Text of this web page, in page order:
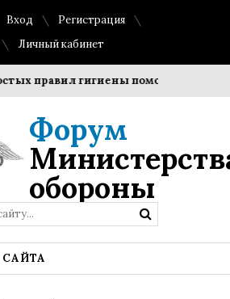
Вход
Регистрация
Личный кабинет
правил гигиены помогает
Форум
обороны